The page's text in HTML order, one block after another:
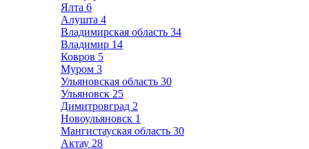
Ялта 6
Алушта 4
Владимирская область 34
Владимир 14
Ковров 5
Муром 3
Ульяновская область 30
Ульяновск 25
Димитровград 2
Новоульяновск 1
Мангистауская область 30
Актау 28